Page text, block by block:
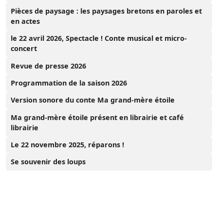
Pièces de paysage : les paysages bretons en paroles et
en actes
le 22 avril 2026, Spectacle ! Conte musical et micro-
concert
Revue de presse 2026
Programmation de la saison 2026
Version sonore du conte Ma grand-mère étoile
Ma grand-mère étoile présent en librairie et café
librairie
Le 22 novembre 2025, réparons !
Se souvenir des loups